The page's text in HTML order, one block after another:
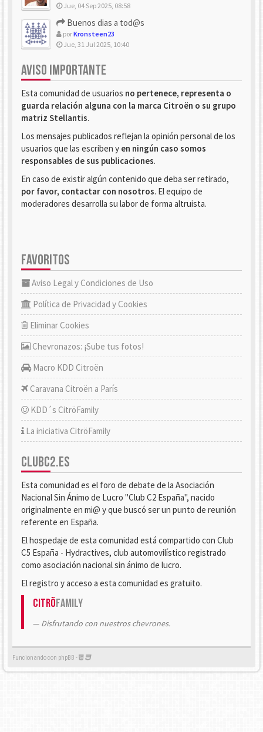
Jue, 04 Sep 2025, 08:58
Buenos dias a tod@s
porKronsteen23
Jue, 31 Jul 2025, 10:40
AVISO IMPORTANTE
Esta comunidad de usuarios no pertenece, representa o
guarda relación alguna con la marca Citroën o su grupo
matriz Stellantis.
Los mensajes publicados reflejan la opinión personal de los
usuarios que las escriben y en ningún caso somos
responsables de sus publicaciones.
En caso de existir algún contenido que deba ser retirado,
por favor, contactar con nosotros. El equipo de
moderadores desarrolla su labor de forma altruista.
FAVORITOS
Aviso Legal y Condiciones de Uso
Política de Privacidad y Cookies
Eliminar Cookies
Chevronazos: ¡Sube tus fotos!
Macro KDD Citroën
Caravana Citroën a París
KDD´s CitröFamily
La iniciativa CitröFamily
CLUBC2.ES
Esta comunidad es el foro de debate de la Asociación
Nacional Sin Ánimo de Lucro "Club C2 España", nacido
originalmente en mi@ y que buscó ser un punto de reunión
referente en España.
El hospedaje de esta comunidad está compartido con Club
C5 España - Hydractives, club automovilístico registrado
como asociación nacional sin ánimo de lucro.
El registro y acceso a esta comunidad es gratuito.
CitröFamily
Disfrutando con nuestros chevrones.
Funcionando con phpBB -